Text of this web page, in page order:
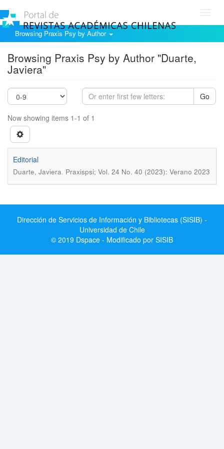
Browsing Praxis Psy by Author
Browsing Praxis Psy by Author "Duarte,
Javiera"
Go
Now showing items 1-1 of 1
Editorial
Duarte, Javiera. Praxispsi; Vol. 24 No. 40 (2023): Verano 2023
Dirección de Servicios de Información y Bibliotecas (SISIB) -
Universidad de Chile
© 2019 Dspace - Modificado por SISIB